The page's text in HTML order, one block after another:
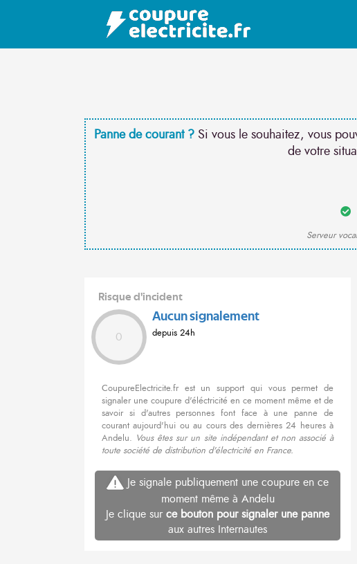
Panne de courant ? Si vous le souhaitez, vous
de votre
Serveur
Risque d'incident
0
Aucun signalement
depuis 24h
CoupureElectricite.fr est un support qui vous permet de
signaler une coupure d'éléctricité en ce moment même et de
savoir si d'autres personnes font face à une panne de
courant aujourd'hui ou au cours des dernières 24 heures à
Andelu. Vous êtes sur un site indépendant et non associé à
toute société de distribution d'électricité en France.
Je signale publiquement une coupure en ce
moment même à Andelu
Je clique sur ce bouton pour signaler une panne
aux autres Internautes